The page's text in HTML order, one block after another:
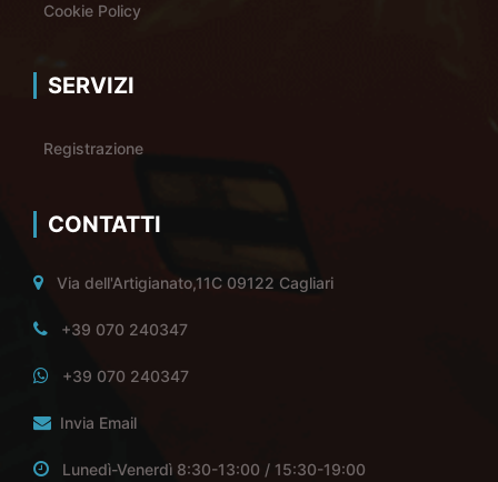
Cookie Policy
SERVIZI
Registrazione
CONTATTI
Via dell'Artigianato,11C 09122 Cagliari
+39 070 240347
+39 070 240347
Invia Email
Lunedì-Venerdì 8:30-13:00 / 15:30-19:00